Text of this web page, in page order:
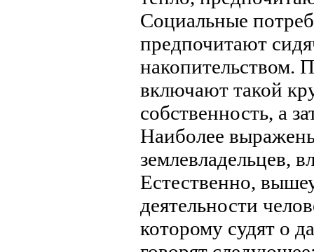
Социальные
предпочитают
накопительством.
включают такой
собственность, а
Наиболее
землевладельцев,
Естественно,
деятельности
которому судят о